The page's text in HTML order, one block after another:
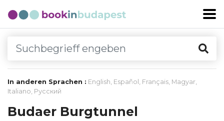
In anderen Sprachen : English, Español , Français, Magyar,
Italiano, Русский
Budaer Burgtunnel